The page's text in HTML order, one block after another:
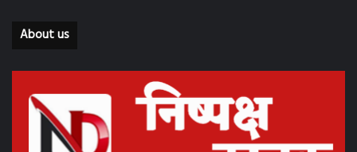
About us